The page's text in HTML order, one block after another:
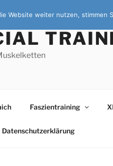
Faszientraining
Datenschutzerklärung
Website weiter nutzen, stimmen